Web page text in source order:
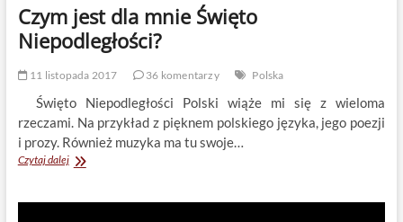
Czym jest dla mnie Święto
Niepodległości?
11 listopada 2017 36 komentarzy Polska
Święto Niepodległości Polski wiąże mi się z wieloma
rzeczami. Na przykład z pięknem polskiego języka, jego poezji
i prozy. Również muzyka ma tu swoje…
Czytaj dalejCzym